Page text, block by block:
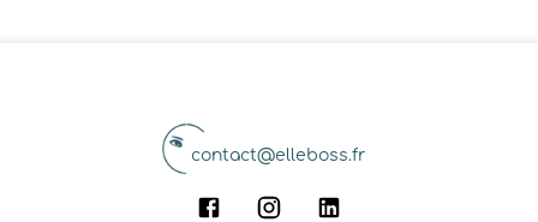
contact@elleboss.fr